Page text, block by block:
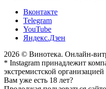
Вконтакте
Telegram
YouTube
Яндекс.Дзен
2026 © Винотека. Онлайн-
* Instagram принадлежит
экстремистской
Вам уже есть 18 лет?